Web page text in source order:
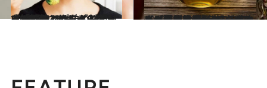
2026.5.7
《38歳で25キロの減量に成功》数々のダイエットで挫折も…ねこくらりえさん（43）がたどり着いた「継続できるダイエット5カ条」とは
ビューティ＆ヘルス 2026.5.6
【まぜて飲むだけ】6000人以上を指導した“ダイエット講師”が教える、“りんご酢ダイエット”を成功させる飲み方とは？《12キロ減の成功例も》
ビューティ＆ヘルス